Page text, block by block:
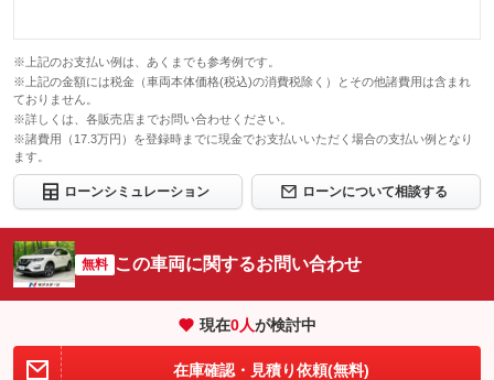
※上記のお支払い例は、あくまでも参考例です。
※上記の金額には税金（車両本体価格(税込)の消費税除く）とその他諸費用は含まれ
ておりません。
※詳しくは、各販売店までお問い合わせください。
※諸費用（17.3万円）を登録時までに現金でお支払いいただく場合の支払い例となり
ます。
ローンシミュレーション ローンについて相談する
無料 この車両に関するお問い合わせ
現在0人が検討中
在庫確認・見積り依頼(無料)